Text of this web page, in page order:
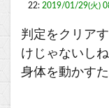
22: 2019/01/29(火)
判定をクリア
けじゃないしね
身体を動かす